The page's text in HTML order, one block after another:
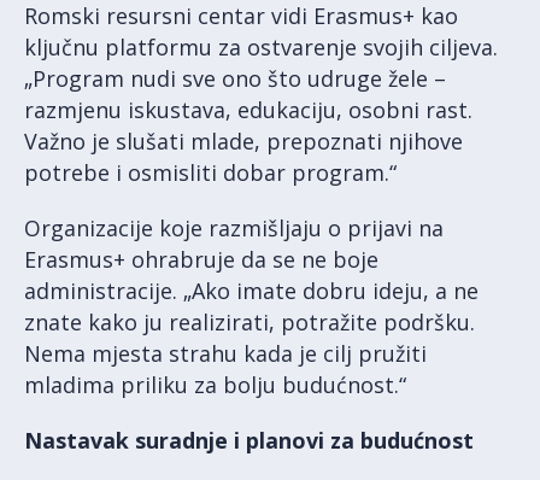
Romski resursni centar vidi Erasmus+ kao
ključnu platformu za ostvarenje svojih ciljeva.
„Program nudi sve ono što udruge žele –
razmjenu iskustava, edukaciju, osobni rast.
Važno je slušati mlade, prepoznati njihove
potrebe i osmisliti dobar program.“
Organizacije koje razmišljaju o prijavi na
Erasmus+ ohrabruje da se ne boje
administracije. „Ako imate dobru ideju, a ne
znate kako ju realizirati, potražite podršku.
Nema mjesta strahu kada je cilj pružiti
mladima priliku za bolju budućnost.“
Nastavak suradnje i planovi za budućnost